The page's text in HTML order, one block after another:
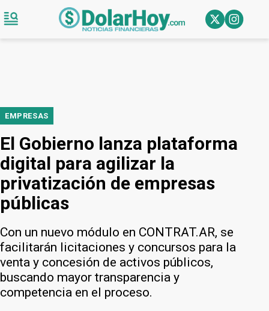
EMPRESAS
El Gobierno lanza plataforma
digital para agilizar la
privatización de empresas
públicas
Con un nuevo módulo en CONTRAT.AR, se
facilitarán licitaciones y concursos para la
venta y concesión de activos públicos,
buscando mayor transparencia y
competencia en el proceso.